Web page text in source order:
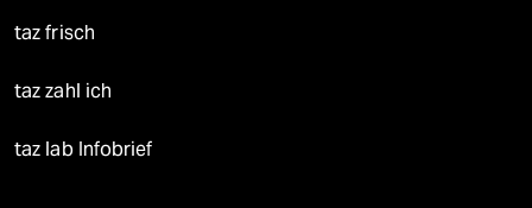
taz frisch
taz zahl ich
taz lab Infobrief